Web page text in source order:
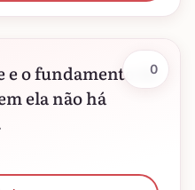
e o fundamento de
ela não há
0